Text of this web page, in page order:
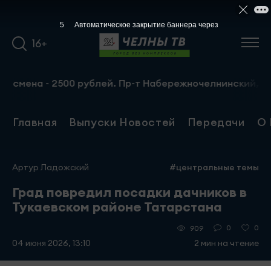
16+
- 2500 рублей. Пр-т Набережночелнинский, 13а.
Главная Выпуски Новостей Передачи О
Артур Ладожский #центральные темы
Град повредил посадки дачников в
Тукаевском районе Татарстана
04 июня 2026, 13:10
909 0 0
2 мин на чтение
4 Автоматическое закрытие баннера через